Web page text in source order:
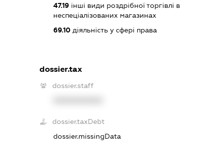
47.19інші види роздрібної торгівлі в
неспеціалізованих магазинах
69.10діяльність у сфері права
dossier.tax
dossier.staff
dossier.taxDebt
dossier.missingData